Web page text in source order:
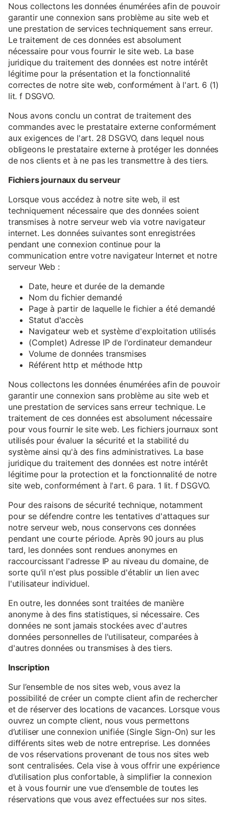
Nous collectons les données énumérées afin de pouvoir
garantir une connexion sans problème au site web et
une prestation de services techniquement sans erreur.
Le traitement de ces données est absolument
nécessaire pour vous fournir le site web. La base
juridique du traitement des données est notre intérêt
légitime pour la présentation et la fonctionnalité
correctes de notre site web, conformément à l'art. 6 (1)
lit. f DSGVO.
Nous avons conclu un contrat de traitement des
commandes avec le prestataire externe conformément
aux exigences de l'art. 28 DSGVO, dans lequel nous
obligeons le prestataire externe à protéger les données
de nos clients et à ne pas les transmettre à des tiers.
Fichiers journaux du serveur
Lorsque vous accédez à notre site web, il est
techniquement nécessaire que des données soient
transmises à notre serveur web via votre navigateur
internet. Les données suivantes sont enregistrées
pendant une connexion continue pour la
communication entre votre navigateur Internet et notre
serveur Web :
Date, heure et durée de la demande
Nom du fichier demandé
Page à partir de laquelle le fichier a été demandé
Statut d'accès
Navigateur web et système d'exploitation utilisés
(Complet) Adresse IP de l'ordinateur demandeur
Volume de données transmises
Référent http et méthode http
Nous collectons les données énumérées afin de pouvoir
garantir une connexion sans problème au site web et
une prestation de services sans erreur technique. Le
traitement de ces données est absolument nécessaire
pour vous fournir le site web. Les fichiers journaux sont
utilisés pour évaluer la sécurité et la stabilité du
système ainsi qu'à des fins administratives. La base
juridique du traitement des données est notre intérêt
légitime pour la protection et la fonctionnalité de notre
site web, conformément à l'art. 6 para. 1 lit. f DSGVO.
Pour des raisons de sécurité technique, notamment
pour se défendre contre les tentatives d'attaques sur
notre serveur web, nous conservons ces données
pendant une courte période. Après 90 jours au plus
tard, les données sont rendues anonymes en
raccourcissant l'adresse IP au niveau du domaine, de
sorte qu'il n'est plus possible d'établir un lien avec
l'utilisateur individuel.
En outre, les données sont traitées de manière
anonyme à des fins statistiques, si nécessaire. Ces
données ne sont jamais stockées avec d'autres
données personnelles de l'utilisateur, comparées à
d'autres données ou transmises à des tiers.
Inscription
Sur l’ensemble de nos sites web, vous avez la
possibilité de créer un compte client afin de rechercher
et de réserver des locations de vacances. Lorsque vous
ouvrez un compte client, nous vous permettons
d’utiliser une connexion unifiée (Single Sign-On) sur les
différents sites web de notre entreprise. Les données
de vos réservations provenant de tous nos sites web
sont centralisées. Cela vise à vous offrir une expérience
d’utilisation plus confortable, à simplifier la connexion
et à vous fournir une vue d’ensemble de toutes les
réservations que vous avez effectuées sur nos sites.